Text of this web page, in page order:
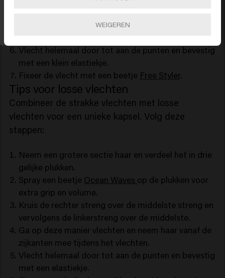
Ga op deze manier verder en voeg geleidelijk meer
Vlecht helemaal door tot aan de punten en bevestig
met een klein elastiekje.
Fixeer de vlecht met een beetje Free Styler.
Tips voor losse vlechten
Combineer de strakke vlechten met losse
vlechten voor een unieke kapsel. Volg deze
stappen:
Neem een grotere sectie haar en verdeel het in drie
gelijke plukken.
Spray een beetje Ocean Waves op de plukken voor
extra grip en volume.
Kruis de rechter streng over de middelste streng en
vervolgens de linkerstreng over de middelste.
Ga op deze manier vlechten en neem haar vanaf de
zijkanten mee tijdens het vlechten.
Vlecht helemaal door tot aan de punten en bevestig
met een elastiekje.
WEIGEREN
INSCHRIJVEN